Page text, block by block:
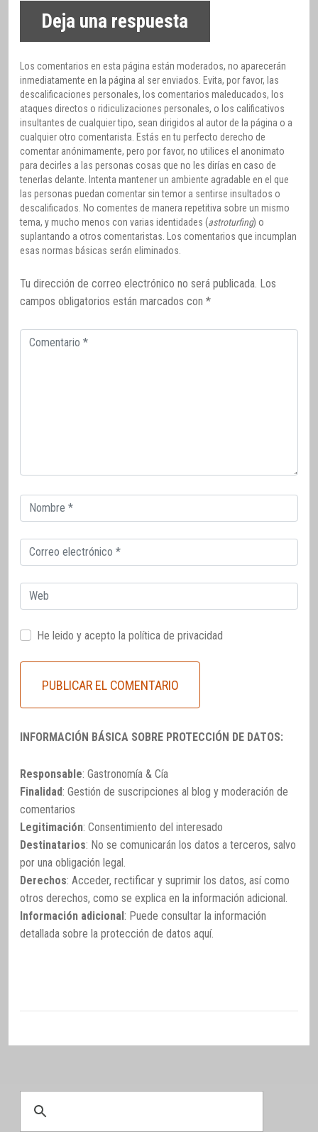
Deja una respuesta
Los comentarios en esta página están moderados, no aparecerán
inmediatamente en la página al ser enviados. Evita, por favor, las
descalificaciones personales, los comentarios maleducados, los
ataques directos o ridiculizaciones personales, o los calificativos
insultantes de cualquier tipo, sean dirigidos al autor de la página o a
cualquier otro comentarista. Estás en tu perfecto derecho de
comentar anónimamente, pero por favor, no utilices el anonimato
para decirles a las personas cosas que no les dirías en caso de
tenerlas delante. Intenta mantener un ambiente agradable en el que
las personas puedan comentar sin temor a sentirse insultados o
descalificados. No comentes de manera repetitiva sobre un mismo
tema, y mucho menos con varias identidades (astroturfing) o
suplantando a otros comentaristas. Los comentarios que incumplan
esas normas básicas serán eliminados.
Tu dirección de correo electrónico no será publicada. Los
campos obligatorios están marcados con *
Comentario
Correo
electrónico
Correo
electrónico
Web
He leido y acepto la política de privacidad
INFORMACIÓN BÁSICA SOBRE PROTECCIÓN DE DATOS:
Responsable: Gastronomía & Cía
Finalidad: Gestión de suscripciones al blog y moderación de
comentarios
Legitimación: Consentimiento del interesado
Destinatarios: No se comunicarán los datos a terceros, salvo
por una obligación legal.
Derechos: Acceder, rectificar y suprimir los datos, así como
otros derechos, como se explica en la información adicional.
Información adicional: Puede consultar la información
detallada sobre la protección de datos aquí.